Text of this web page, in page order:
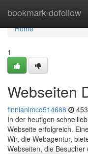
bookmark-dofollow
Home
Home
1
Webseiten
finnianlmcd514688
In der heutigen
Webseite erfolgreich.
Wir, die Webagentur,
Webseiten, die Besucher